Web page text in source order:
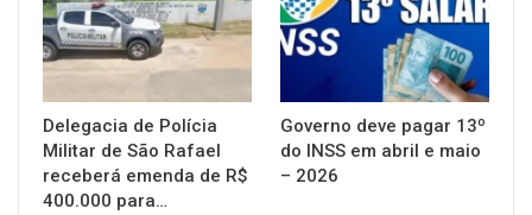
Delegacia de Polícia
Militar de São Rafael
receberá emenda de R$
400.000 para…
Governo deve pagar 13º
do INSS em abril e maio
– 2026